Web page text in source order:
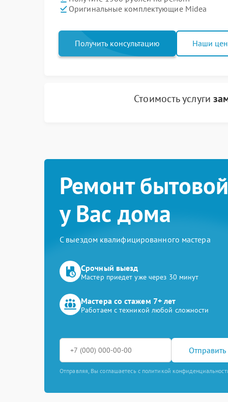
Оригинальные комплектующие Midea
Получить консультацию Наши
Стоимость услуги
Ремонт
у Вас дома
С выездом квалифицированного мастера
Срочный выезд
Мастер приедет уже через 30 минут
Мастера со стажем 7+ лет
Работаем с техникой любой сложности
Отправить
Отправляя, Вы соглашаетесь с политикой